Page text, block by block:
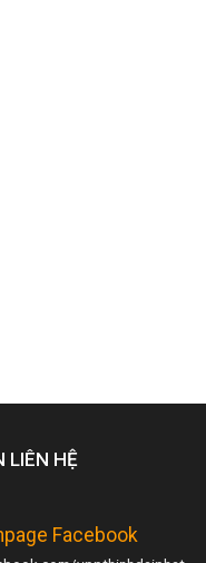
LIÊN HỆ
Facebook